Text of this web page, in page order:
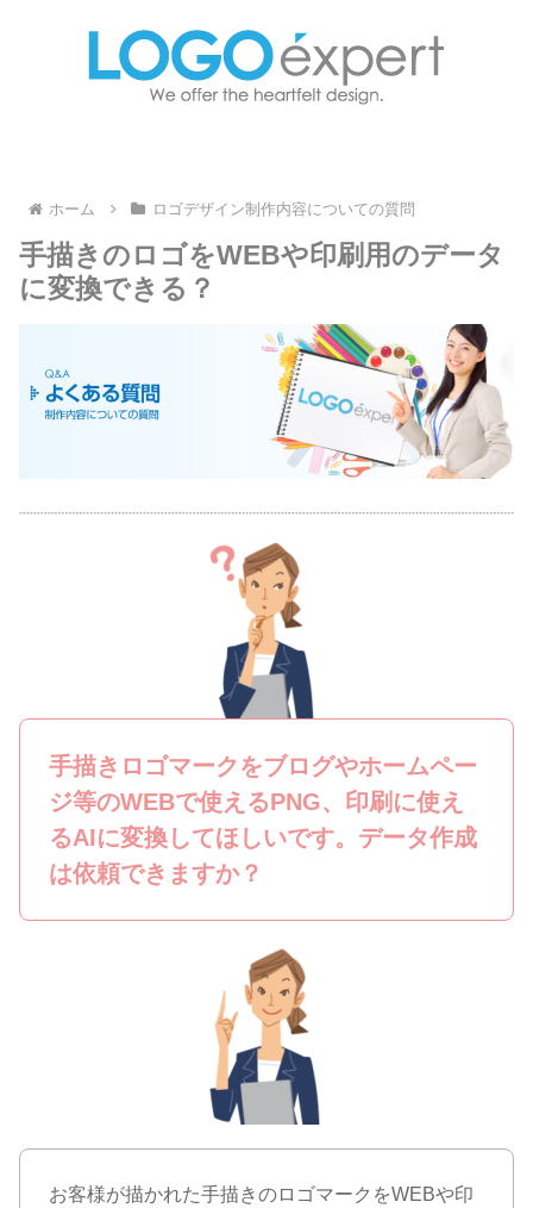
ホーム ロゴデザイン制作内容についての質問
手描きのロゴをWEBや印刷用のデータ
に変換できる？
手描きロゴマークをブログやホームペー
ジ等のWEBで使えるPNG、印刷に使え
るAIに変換してほしいです。データ作成
は依頼できますか？
お客様が描かれた手描きのロゴマークをWEBや印